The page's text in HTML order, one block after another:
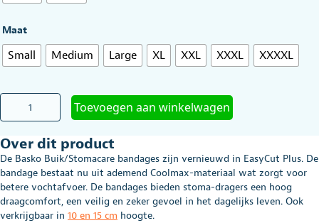
Maat
Small Medium Large XL XXL XXXL XXXXL
Buik,
Bandage
Basko
Easycut
Plus
19
of
Toevoegen aan winkelwagen
Over dit product
De Basko Buik/Stomacare bandages zijn vernieuwd in EasyCut Plus. De
bandage bestaat nu uit ademend Coolmax-materiaal wat zorgt voor
betere vochtafvoer. De bandages bieden stoma-dragers een hoog
draagcomfort, een veilig en zeker gevoel in het dagelijks leven. Ook
verkrijgbaar in 10 en 15 cm hoogte.